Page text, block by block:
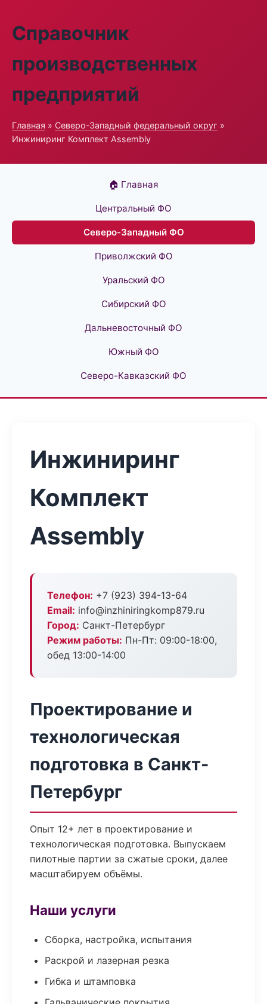
Справочник
производственных
предприятий
Главная » Северо-Западный федеральный округ »
Инжиниринг Комплект Assembly
🏠 Главная
Центральный ФО
Северо-Западный ФО
Приволжский ФО
Уральский ФО
Сибирский ФО
Дальневосточный ФО
Южный ФО
Северо-Кавказский ФО
Инжиниринг
Комплект
Assembly
Телефон: +7 (923) 394-13-64
Email: info@inzhiniringkomp879.ru
Город: Санкт-Петербург
Режим работы: Пн-Пт: 09:00-18:00,
обед 13:00-14:00
Проектирование и
технологическая
подготовка в Санкт-
Петербург
Опыт 12+ лет в проектирование и
технологическая подготовка. Выпускаем
пилотные партии за сжатые сроки, далее
масштабируем объёмы.
Наши услуги
Сборка, настройка, испытания
Раскрой и лазерная резка
Гибка и штамповка